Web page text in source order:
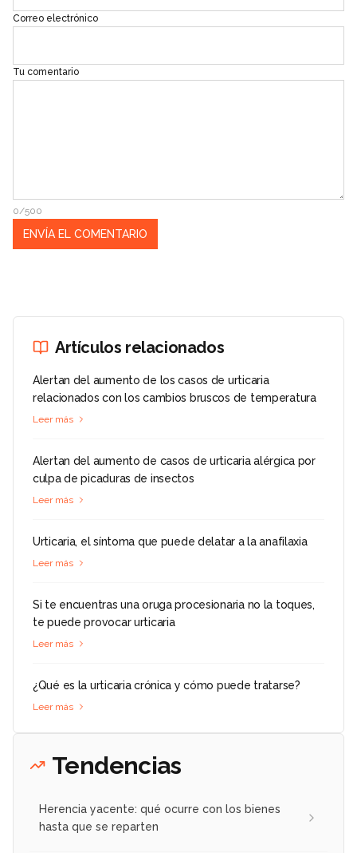
Correo electrónico
Tu comentario
0/500
Artículos relacionados
Alertan del aumento de los casos de urticaria
relacionados con los cambios bruscos de temperatura
Leer más
Alertan del aumento de casos de urticaria alérgica por
culpa de picaduras de insectos
Leer más
Urticaria, el síntoma que puede delatar a la anafilaxia
Leer más
Si te encuentras una oruga procesionaria no la toques,
te puede provocar urticaria
Leer más
¿Qué es la urticaria crónica y cómo puede tratarse?
Leer más
Tendencias
Herencia yacente: qué ocurre con los bienes
hasta que se reparten